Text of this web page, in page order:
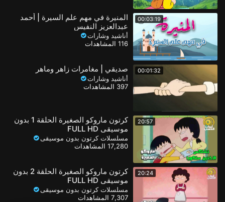
00:03:19
المنيرة في مهم علم السيرة | أحمد
عبدالعزيز النفيس
أناشيد وشارات
116 المشاهدات
00:01:32 صديقي | مغامرات زاهر وماهر
أناشيد وشارات
397 المشاهدات
20:57
كرتون ماروكو الصغيرة الحلقة 1 بدون
موسيقى FULL HD
مسلسلات كرتون بدون موسيقى
17,280 المشاهدات
20:24
كرتون ماروكو الصغيرة الحلقة 2 بدون
موسيقى FULL HD
مسلسلات كرتون بدون موسيقى
7,307 المشاهدات